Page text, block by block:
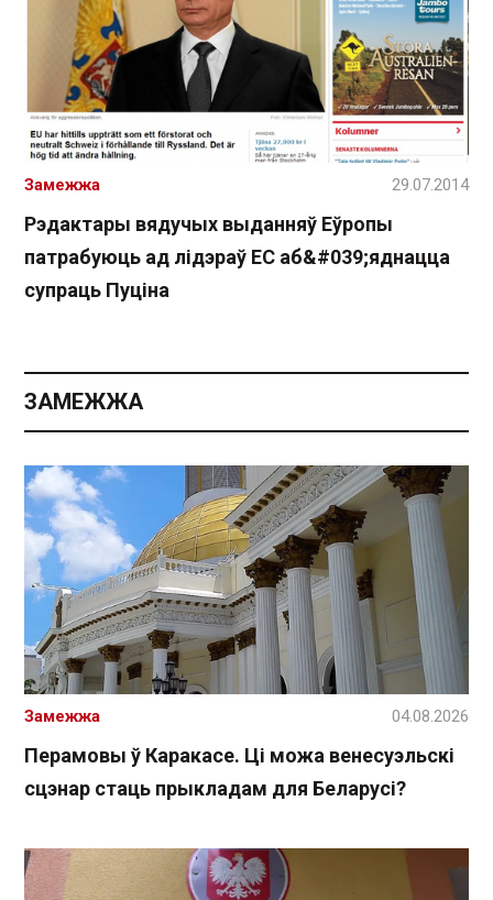
Рэдактары вядучых выданняў Еўропы
патрабуюць ад лідэраў ЕС аб&#039;яднацца
супраць Пуціна
Замежжа 29.07.2014
ЗАМЕЖЖА
Перамовы ў Каракасе. Ці можа венесуэльскі
сцэнар стаць прыкладам для Беларусі?
Замежжа 04.08.2026